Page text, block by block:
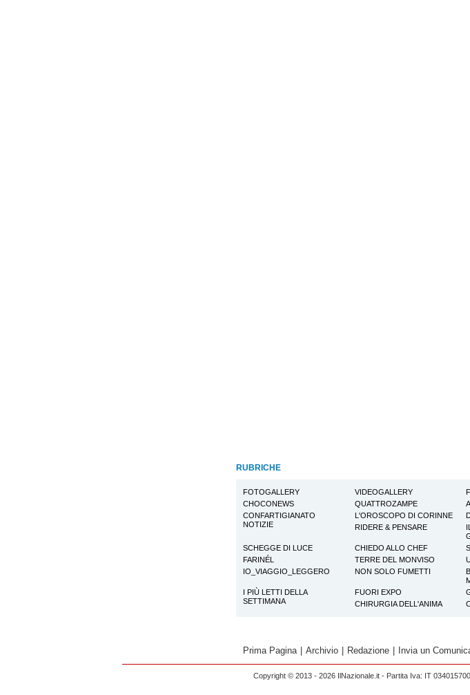
RUBRICHE
FOTOGALLERY VIDEOGALLERY
CHOCONEWS
QUATTROZAMPE
CONFARTIGIANATO
NOTIZIE
L'OROSCOPO DI CORINNE
RIDERE & PENSARE
SCHEGGE DI LUCE
CHIEDO ALLO CHEF
FARINÉL
TERRE DEL MONVISO
IO_VIAGGIO_LEGGERO
NON SOLO FUMETTI
I PIÙ LETTI DELLA
SETTIMANA
FUORI EXPO
CHIRURGIA DELL'ANIMA
Prima Pagina Archivio Redazione Invia un
Copyright © 2013 - 2026 IlNazionale.it - Partita Iva: IT